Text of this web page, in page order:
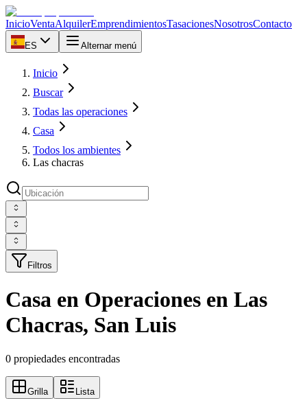
InicioVentaAlquilerEmprendimientosTasacionesNosotrosContacto
ES Alternar menú
Inicio
Buscar
Todas las operaciones
Casa
Todos los ambientes
Las chacras
Filtros
Casa en Operaciones en Las
Chacras, San Luis
0 propiedades encontradas
Grilla Lista